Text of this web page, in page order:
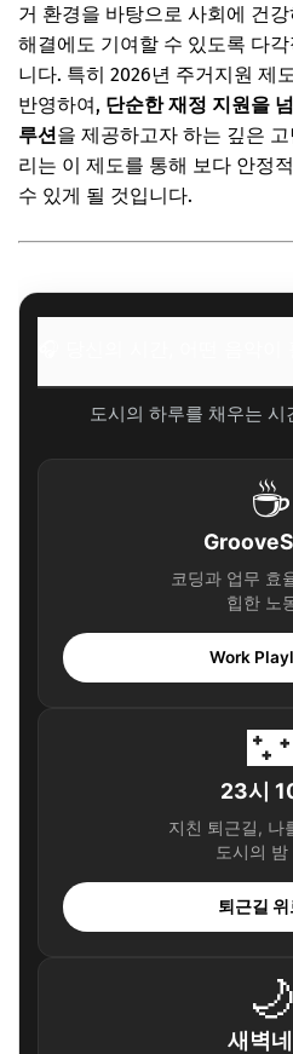
✨ 당신을 위한 큐레이션
현명한 주거지원 제도 활용을
🎧 당신의 시간, 어떤 음악이 필
✨ 당신을 위한 큐레이션
자주 묻는 질문
Q. 2026년 제도, 언제부터 신청
Q. 여러 지원을 중복으로 받을
✨ 당신을 위한 큐레이션
🎧 당신의 시간, 어떤 음악이 필
✨ 당신을 위한 큐레이션
거 환경을 바탕으로 사회에 건
해결에도 기여할 수 있도록 다
니다. 특히 2026년 주거지원 제
반영하여, 단순한 재정 지원을
루션을 제공하고자 하는 깊은
리는 이 제도를 통해 보다 안정
수 있게 될 것입니다.
도시의 하루를 채우는
☕
코딩과 업무 효
힙한 노
Work
23시
지친 퇴근길, 나
도시의 밤
퇴근길
🌙
새벽